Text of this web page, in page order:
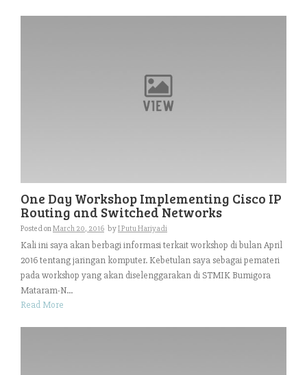
One Day Workshop Implementing Cisco IP
Routing and Switched Networks
Posted onMarch 20, 2016 byI Putu Hariyadi
Kali ini saya akan berbagi informasi terkait workshop di bulan April
2016 tentang jaringan komputer. Kebetulan saya sebagai pemateri
pada workshop yang akan diselenggarakan di STMIK Bumigora
Mataram-N...
Read More